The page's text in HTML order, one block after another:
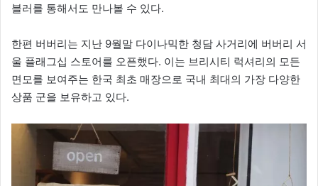
블러를 통해서도 만나볼 수 있다.
한편 버버리는 지난 9월말 다이나믹한 청담 사거리에 버버리 서
울 플래그십 스토어를 오픈했다. 이는 브리시티 럭셔리의 모든
면모를 보여주는 한국 최초 매장으로 국내 최대의 가장 다양한
상품 군을 보유하고 있다.